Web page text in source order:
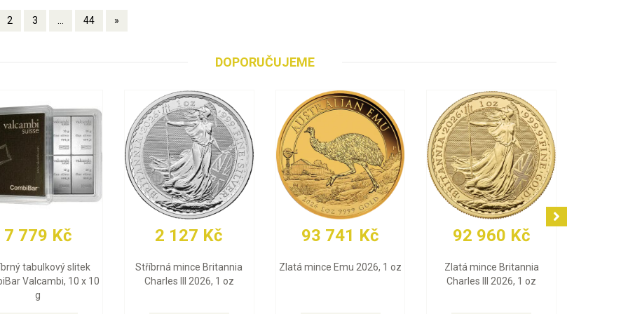
2 3 ... 44 »
DOPORUČUJEME
93 741 Kč
mince Emu 2026, 1 oz
92 960 Kč
Zlatá mince Britannia
Charles III 2026, 1 oz
30 332 Kč
Zlatý slitek Valcambi 10 g
92 551 Kč
Zlatá mince Maple Leaf
2026, 1 oz